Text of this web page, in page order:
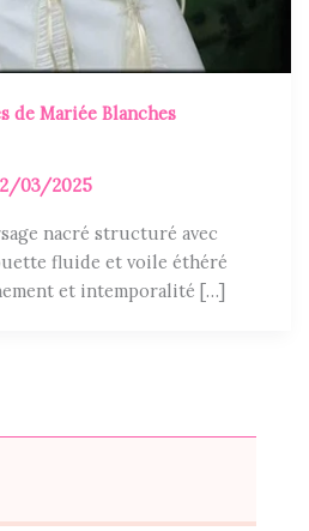
de Mariée Blanches
03/2025
nacré structuré avec
fluide et voile éthéré
et intemporalité […]